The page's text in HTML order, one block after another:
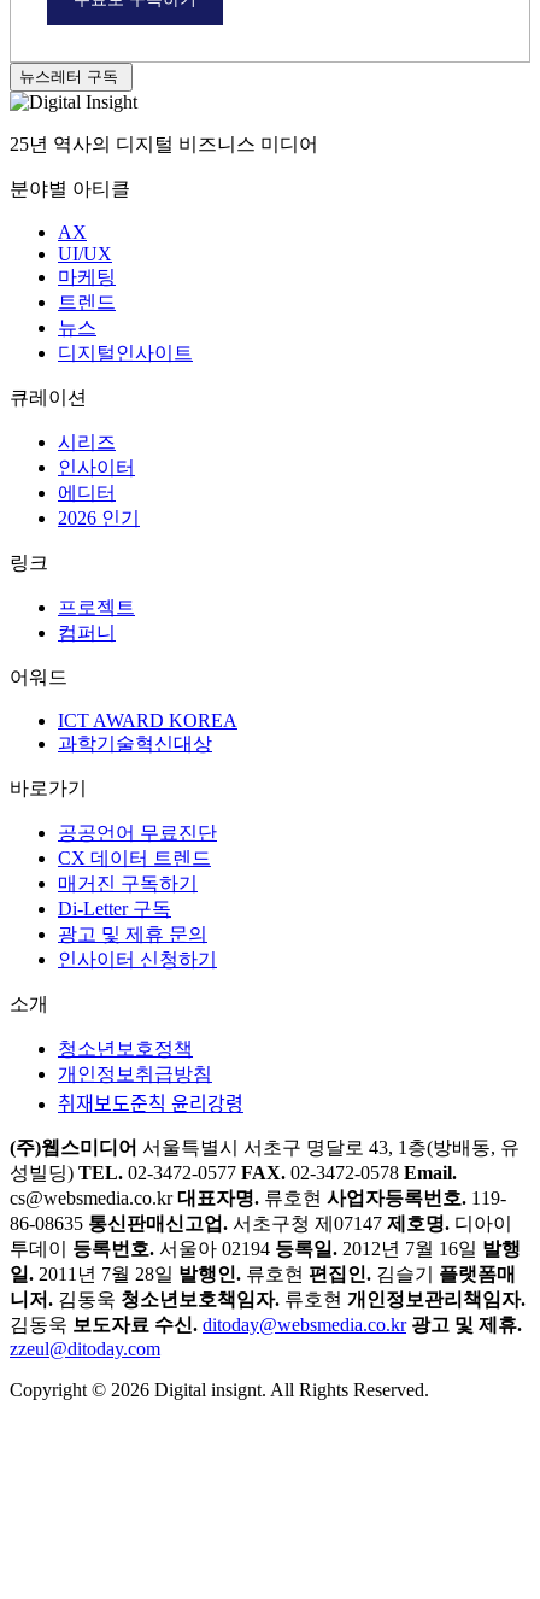
뉴스레터 구독
25년 역사의 디지털 비즈니스 미디어
분야별 아티클
AX
UI/UX
마케팅
트렌드
뉴스
디지털인사이트
큐레이션
시리즈
인사이터
에디터
2026 인기
링크
프로젝트
컴퍼니
어워드
ICT AWARD KOREA
과학기술혁신대상
바로가기
공공언어 무료진단
CX 데이터 트렌드
매거진 구독하기
Di-Letter 구독
광고 및 제휴 문의
인사이터 신청하기
소개
청소년보호정책
개인정보취급방침
취재보도준칙 윤리강령
(주)웹스미디어 서울특별시 서초구 명달로 43, 1층(방배동, 유
성빌딩) TEL. 02-3472-0577 FAX. 02-3472-0578 Email.
cs@websmedia.co.kr 대표자명. 류호현 사업자등록번호. 119-
86-08635 통신판매신고업. 서초구청 제07147 제호명. 디아이
투데이
등록번호. 서울아 02194 등록일. 2012년 7월 16일 발행
일. 2011년 7월 28일 발행인. 류호현 편집인. 김슬기
플랫폼매
니저. 김동욱 청소년보호책임자. 류호현 개인정보관리책임자.
김동욱 보도자료 수신. ditoday@websmedia.co.kr 광고 및 제휴.
zzeul@ditoday.com
Copyright © 2026 Digital insignt. All Rights Reserved.